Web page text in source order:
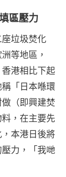
區壓力
垃圾焚化
等地區，
香港相比下起
「日本喺環
（即興建焚
，在主要先
本港日後將
力，「我哋